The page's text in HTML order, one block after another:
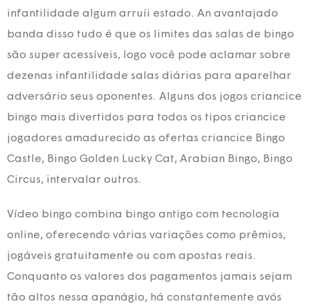
infantilidade algum arruíi estado. An avantajado
banda disso tudo é que os limites das salas de bingo
são super acessíveis, logo você pode aclamar sobre
dezenas infantilidade salas diárias para aparelhar
adversário seus oponentes. Alguns dos jogos criancice
bingo mais divertidos para todos os tipos criancice
jogadores amadurecido as ofertas criancice Bingo
Castle, Bingo Golden Lucky Cat, Arabian Bingo, Bingo
Circus, intervalar outros.
Vídeo bingo combina bingo antigo com tecnologia
online, oferecendo várias variações como prêmios,
jogáveis gratuitamente ou com apostas reais.
Conquanto os valores dos pagamentos jamais sejam
tão altos nessa apanágio, há constantemente avós